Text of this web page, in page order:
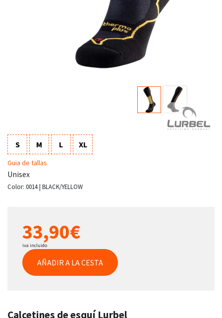
S M L XL
Guia de tallas
Unisex
Color: 0014 | BLACK/YELLOW
33,90€
iva incluido
AÑADIR A LA CESTA
Calcetines de esquí Lurbel